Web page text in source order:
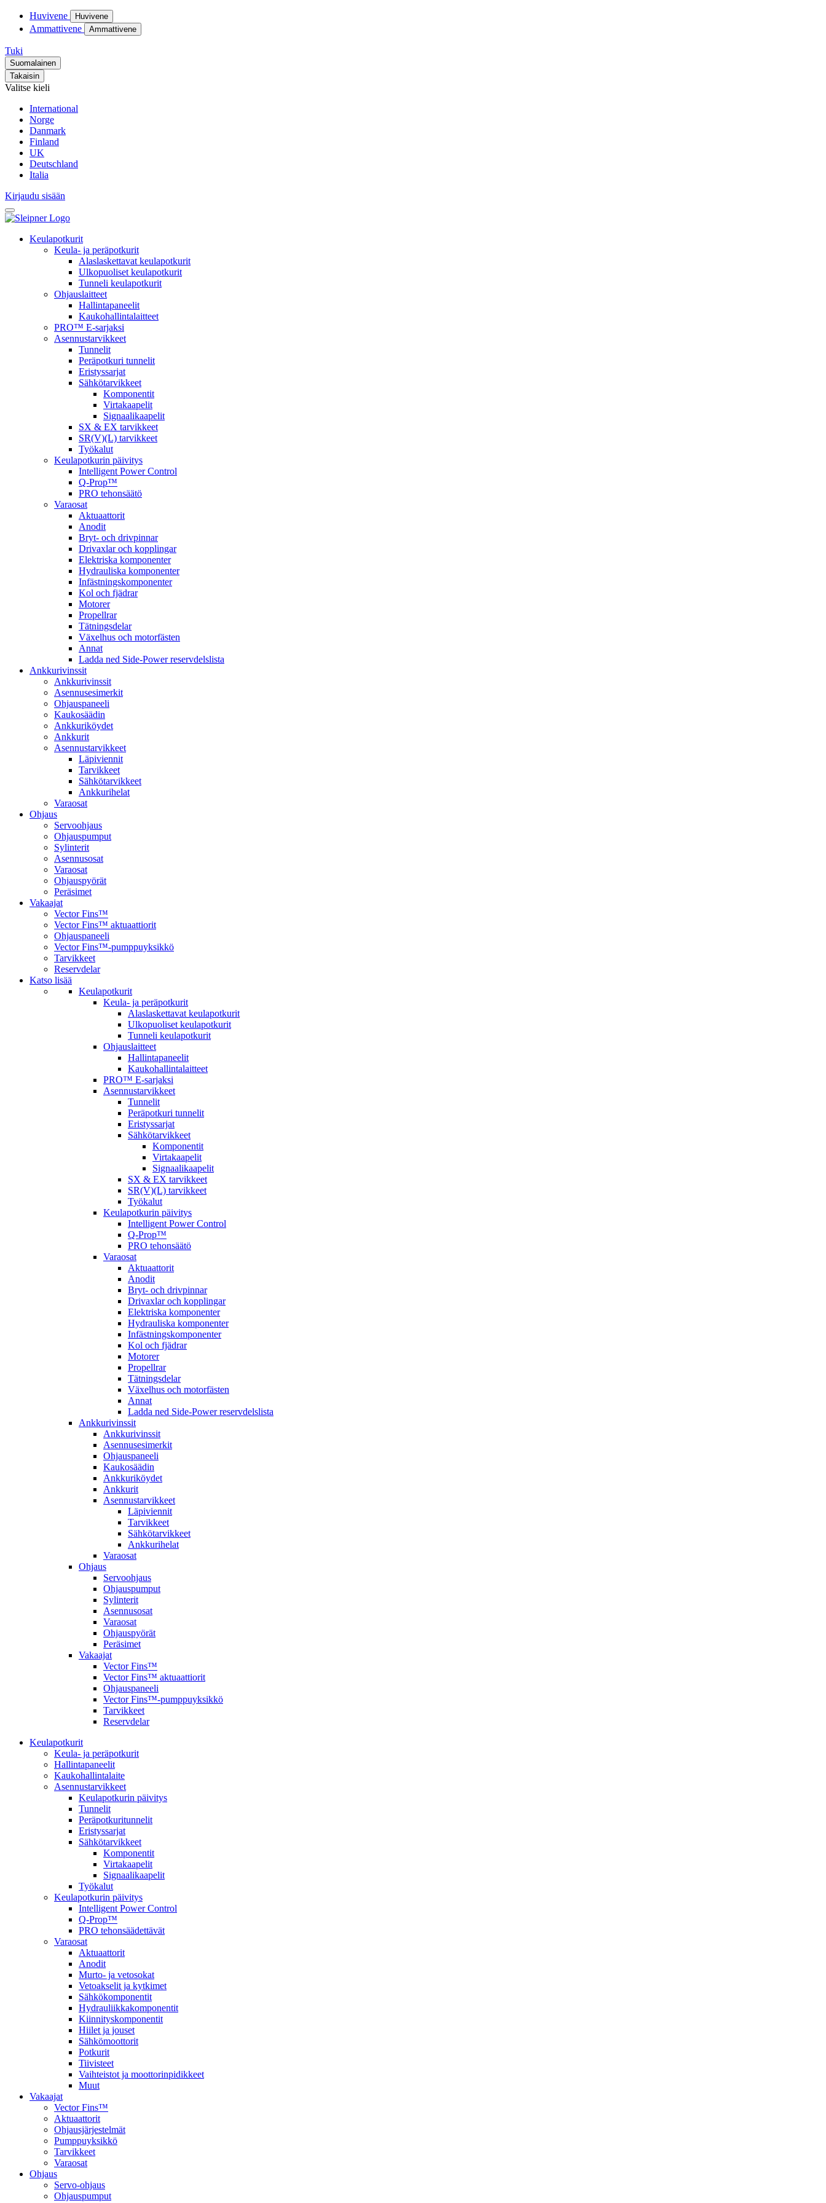
Huvivene Huvivene
Ammattivene Ammattivene
Tuki
Suomalainen
Takaisin
Valitse kieli
International
Norge
Danmark
Finland
UK
Deutschland
Italia
Kirjaudu sisään
Keulapotkurit
Keula- ja peräpotkurit
Alaslaskettavat keulapotkurit
Ulkopuoliset keulapotkurit
Tunneli keulapotkurit
Ohjauslaitteet
Hallintapaneelit
Kaukohallintalaitteet
PRO™ E-sarjaksi
Asennustarvikkeet
Tunnelit
Peräpotkuri tunnelit
Eristyssarjat
Sähkötarvikkeet
Komponentit
Virtakaapelit
Signaalikaapelit
SX & EX tarvikkeet
SR(V)(L) tarvikkeet
Työkalut
Keulapotkurin päivitys
Intelligent Power Control
Q-Prop™
PRO tehonsäätö
Varaosat
Aktuaattorit
Anodit
Bryt- och drivpinnar
Drivaxlar och kopplingar
Elektriska komponenter
Hydrauliska komponenter
Infästningskomponenter
Kol och fjädrar
Motorer
Propellrar
Tätningsdelar
Växelhus och motorfästen
Annat
Ladda ned Side-Power reservdelslista
Ankkurivinssit
Ankkurivinssit
Asennusesimerkit
Ohjauspaneeli
Kaukosäädin
Ankkuriköydet
Ankkurit
Asennustarvikkeet
Läpiviennit
Tarvikkeet
Sähkötarvikkeet
Ankkurihelat
Varaosat
Ohjaus
Servoohjaus
Ohjauspumput
Sylinterit
Asennusosat
Varaosat
Ohjauspyörät
Peräsimet
Vakaajat
Vector Fins™
Vector Fins™ aktuaattiorit
Ohjauspaneeli
Vector Fins™-pumppuyksikkö
Tarvikkeet
Reservdelar
Katso lisää
Keulapotkurit
Keula- ja peräpotkurit
Alaslaskettavat keulapotkurit
Ulkopuoliset keulapotkurit
Tunneli keulapotkurit
Ohjauslaitteet
Hallintapaneelit
Kaukohallintalaitteet
PRO™ E-sarjaksi
Asennustarvikkeet
Tunnelit
Peräpotkuri tunnelit
Eristyssarjat
Sähkötarvikkeet
Komponentit
Virtakaapelit
Signaalikaapelit
SX & EX tarvikkeet
SR(V)(L) tarvikkeet
Työkalut
Keulapotkurin päivitys
Intelligent Power Control
Q-Prop™
PRO tehonsäätö
Varaosat
Aktuaattorit
Anodit
Bryt- och drivpinnar
Drivaxlar och kopplingar
Elektriska komponenter
Hydrauliska komponenter
Infästningskomponenter
Kol och fjädrar
Motorer
Propellrar
Tätningsdelar
Växelhus och motorfästen
Annat
Ladda ned Side-Power reservdelslista
Ankkurivinssit
Ankkurivinssit
Asennusesimerkit
Ohjauspaneeli
Kaukosäädin
Ankkuriköydet
Ankkurit
Asennustarvikkeet
Läpiviennit
Tarvikkeet
Sähkötarvikkeet
Ankkurihelat
Varaosat
Ohjaus
Servoohjaus
Ohjauspumput
Sylinterit
Asennusosat
Varaosat
Ohjauspyörät
Peräsimet
Vakaajat
Vector Fins™
Vector Fins™ aktuaattiorit
Ohjauspaneeli
Vector Fins™-pumppuyksikkö
Tarvikkeet
Reservdelar
Keulapotkurit
Keula- ja peräpotkurit
Hallintapaneelit
Kaukohallintalaite
Asennustarvikkeet
Keulapotkurin päivitys
Tunnelit
Peräpotkuritunnelit
Eristyssarjat
Sähkötarvikkeet
Komponentit
Virtakaapelit
Signaalikaapelit
Työkalut
Keulapotkurin päivitys
Intelligent Power Control
Q-Prop™
PRO tehonsäädettävät
Varaosat
Aktuaattorit
Anodit
Murto- ja vetosokat
Vetoakselit ja kytkimet
Sähkökomponentit
Hydrauliikkakomponentit
Kiinnityskomponentit
Hiilet ja jouset
Sähkömoottorit
Potkurit
Tiivisteet
Vaihteistot ja moottorinpidikkeet
Muut
Vakaajat
Vector Fins™
Aktuaattorit
Ohjausjärjestelmät
Pumppuyksikkö
Tarvikkeet
Varaosat
Ohjaus
Servo-ohjaus
Ohjauspumput